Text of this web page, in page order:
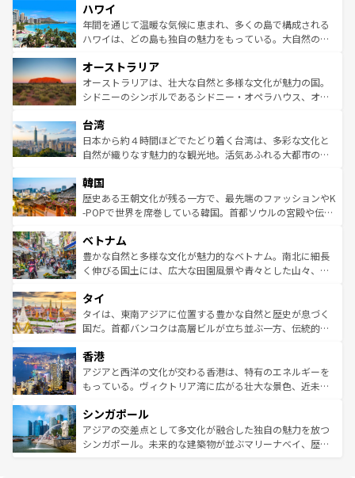
ば市内交通費無料で観光を楽しむこともできる。 なお、新
着のスイス情報はコンテンツ一覧 を参照してほしい。
のような巨大都市は、観光、ショッピング、エンターテイ
ンメントが詰まった刺激的なスポットだ。一方、アメリカ
西部には大自然が広がり、グランドキャニオンやイエロー
部のニューオーリンズでは、音楽と美食が融合した独特の
文化が魅力。旅行者はアメリカの各地域で異なる魅力を楽
しみながら、その多様性と豊かな歴史を感じることができ
ならではの贅沢な旅のスタイルだ。 なお、新着のアメリカ
情報はコンテンツ一覧を参照してほしい。
ハワイ
年間を通じて温暖な気候に恵まれ、多くの島で構成される
ハワイは、どの島も独自の魅力をもっている。大自然の神
ワイ島は見逃せない。また、定番の観光地といえばオアフ
島だが、静かな自然を求めるならマウイ島やカウアイ島が
おすすめ。エメラルドグリーンに輝く海をはじめ、豊かな
れるおもてなしの心で訪れる人々を迎えてくれるハワイの
人々、おいしいローカルフードやハワイアンミュージッ
ク、伝統的なフラダンスなど、すべてがハワイの魅力を彩
ワイを、存分に味わってほしい。 なお、新着のハワイ情報
はコンテンツ一覧を参照してほしい。
オーストラリア
オーストラリアは、壮大な自然と多様な文化が魅力の国。
シドニーのシンボルであるシドニー・オペラハウス、オー
リアリーフや大陸中央部にそびえるウルル（エアーズロッ
ク）、タスマニアの美しい原生林やケアンズの熱帯雨林な
ど、見どころがたくさん。また、カフェやワイン、オージ
いる。アクティビティも充実しており、サーフィンやダイ
ビング、ハイキングなど、アウトドア好きにはたまらな
い。オーストラリアの多彩な魅力を存分に味わいつくそ
参照してほしい。
台湾
日本から約４時間ほどでたどり着く台湾は、多彩な文化と
自然が織りなす魅力的な観光地。活気あふれる大都市の台
ン）、静ひつな山岳地帯である台湾東部など、都市の喧騒
と山間の静けさが共存しており、訪れる人に新しい発見と
驚きをもたらしてくれる。また、奥深い台湾の食文化も魅
容にもいいと評判のスイーツなど、バラエティ豊かな料理
が味わえる。 なお、新着の台湾情報は コンテンツ一覧を参
照してほしい。
韓国
歴史ある王朝文化が残る一方で、最先端のファッションやK
-POPで世界を席巻している韓国。首都ソウルの宮殿や伝統
き、地方に足を延ばせば四季折々の自然美を楽しむことが
できる。そして、キムチや焼肉、絶品のストリートフード
まで、さまざまな韓国料理が待っている。夜には、韓国な
リティに包まれながら、韓国の多彩な魅力を心ゆくまで味
わってみてほしい。 なお、新着の韓国情報はコンテンツ一
覧を参照してほしい。
ベトナム
豊かな自然と多様な文化が魅力的なベトナム。南北に細長
く伸びる国土には、広大な田園風景や青々とした山々、世
急速な発展と共に伝統が息づく。ハノイの古い町並みやホ
ーチミン市のフランス統治時代の建物も、独特の雰囲気を
醸し出している。また、バラエティの豊かさとおいしさで
とつ。フォーやバインミー、ベトナムコーヒーなどは、ぜ
ひ現地で味わいたい。どの地域を訪れてもあたたかい人々
が旅行者を迎えてくれるので、きっと忘れられない旅にな
参照してほしい。
タイ
タイは、東南アジアに位置する豊かな自然と歴史が息づく
国だ。首都バンコクは高層ビルが立ち並ぶ一方、伝統的な
の活気が交差している。北部ではチェンマイなどの山岳地
帯で自然と触れ合い、南部ではプーケットやクラビの美し
いビーチでリゾート気分を楽しむことができる。タイ料理
激する。気候は一年中温暖で、どの季節にも異なる楽しみ
が待っている。親しみやすいタイの人々、仏教を中心とし
た文化、そして多様な観光資源が、訪れる旅人を魅了し続
香港
アジアと西洋の文化が交わる香港は、特有のエネルギーを
もっている。ヴィクトリア湾に広がる壮大な景色、近未来
み、どこを訪れても感動するはず。観光スポットが密集し
ており、効率よく見どころを回れるのも魅力。息をのむよ
うな絶景から文化的な体験まで、香港を存分に楽しみ尽く
シンガポール
アジアの交差点として多文化が融合した独自の魅力を放つ
シンガポール。未来的な建築物が並ぶマリーナベイ、歴史